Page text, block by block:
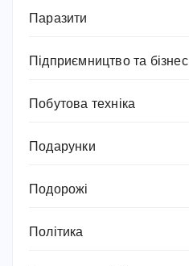
Паразити
Підприємництво та бізнес
Побутова техніка
Подарунки
Подорожі
Політика